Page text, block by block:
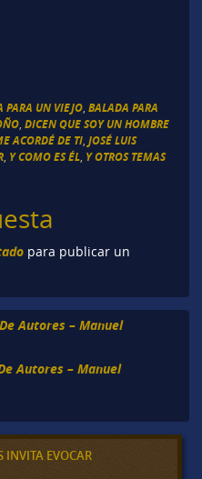
PARA UN VIEJO, BALADA PARA
, DICEN QUE SOY UN HOMBRE
ACORDÉ DE TI, JOSÉ LUIS
, Y COMO ES ÉL, Y OTROS TEMAS
para publicar un
Autores – Manuel
Autores – Manuel
INVITA EVOCAR